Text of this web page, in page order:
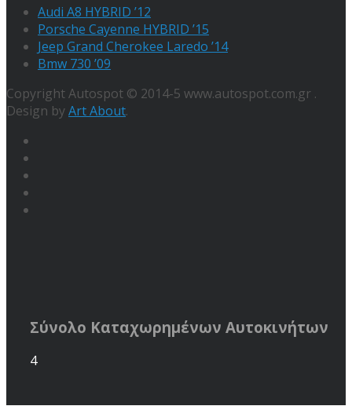
Audi A8 HYBRID ’12
Porsche Cayenne HYBRID ’15
Jeep Grand Cherokee Laredo ’14
Bmw 730 ’09
Copyright Autospot © 2014-5 www.autospot.com.gr .
Design byArt About.
Σύνολο Καταχωρημένων Αυτοκινήτων
4